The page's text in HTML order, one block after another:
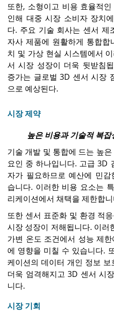
또한, 소형이고 비용 효율적
인해 대중 시장 소비자 장치
다. 주요 기술 회사는 센서 제
자사 제품에 원활하게 통합
치 및 가상 현실 시스템에서
서 시장 성장이 더욱 뒷받침
증가는 글로벌 3D 센서 시장
으로 예상된다.
시장 제약
높은 비용과 기술적 복
기술 개발 및 통합에 드는 높
요인 중 하나입니다. 고급 3D
자가 필요하므로 예산에 민
습니다. 이러한 비용 요소는
리케이션에서 채택을 제한합
또한 센서 표준화 및 환경 적
시장 성장이 저해됩니다. 이러
가변 온도 조건에서 성능 제
에 영향을 미칠 수 있습니다.
케이션의 데이터 개인 정보
더욱 엄격해지고 3D 센서 시
니다.
시장 기회